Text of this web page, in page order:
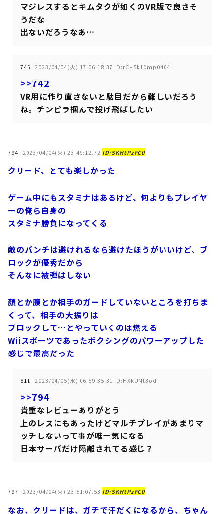
マジレスするとキムタクが如くのVR版で良さそ
うだな
出ないだろうなあ…
746 : 2023/04/04(火) 17:06:18.37 ID:rC+5k10mp0404
>>742
VR用に作り直さないと駄目だから難しいだろう
ね。チンピラ掴んで投げ飛ばしたい
794 : 2023/04/04(火) 23:49:12.72 ID:SKHtPzFC0
クリード、とても楽しかった
ゲーム中にもスタミナはあるけど、何よりもプレイヤ
ーの俺ら自身の
スタミナ勝負になってくる
敵のパンチは避けれるなら避けたほうがいいけど、ブ
ロックが優秀だから
そんなに被弾はしない
顔とか腹とか相手のガードしていないところを打ちま
くって、相手の大振りは
ブロックして…とやっていくのは燃える
Wiiスポーツであったボクシングのパワーアップした
感じで最高だった
811 : 2023/04/05(水) 06:59:35.31 ID:HXkUNt3od
>>794
貴重なレビューありがとう
上のレスにもあったけどマルチプレイがあまりマ
ッチしないって事が唯一気になる
日本サーバだけ隔離されてる感じ？
797 : 2023/04/04(火) 23:51:07.53 ID:SKHtPzFC0
なお、クリードは、ガチで汗だくになるから、ちゃん